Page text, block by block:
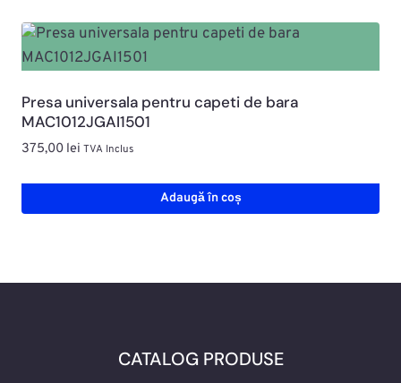
Presa universala pentru capeti de bara
MAC1012JGAI1501
375,00 lei TVA Inclus
Adaugă în coș
CATALOG PRODUSE